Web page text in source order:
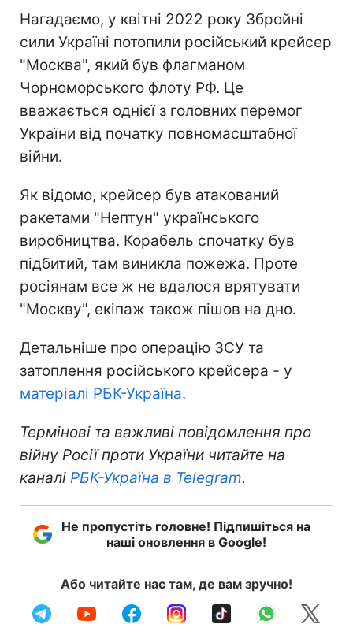
Нагадаємо, у квітні 2022 року Збройні
сили Україні потопили російський крейсер
"Москва", який був флагманом
Чорноморського флоту РФ. Це
вважається однієї з головних перемог
України від початку повномасштабної
війни.
Як відомо, крейсер був атакований
ракетами "Нептун" українського
виробництва. Корабель спочатку був
підбитий, там виникла пожежа. Проте
росіянам все ж не вдалося врятувати
"Москву", екіпаж також пішов на дно.
Детальніше про операцію ЗСУ та
затоплення російського крейсера - у
матеріалі РБК-Україна.
Термінові та важливі повідомлення про
війну Росії проти України читайте на
каналі РБК-Україна в Telegram.
Не пропустіть головне! Підпишіться на
наші оновлення в Google!
Або читайте нас там, де вам зручно!